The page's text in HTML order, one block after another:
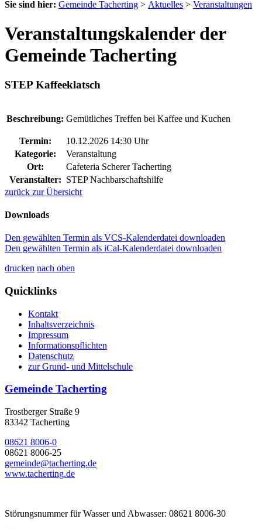
Sie sind hier: Gemeinde Tacherting > Aktuelles > Veranstaltungen
Veranstaltungskalender der
Gemeinde Tacherting
STEP Kaffeeklatsch
Beschreibung: Gemütliches Treffen bei Kaffee und Kuchen
Termin:
10.12.2026 14:30 Uhr
Kategorie:
Veranstaltung
Ort:
Cafeteria Scherer Tacherting
Veranstalter: STEP Nachbarschaftshilfe
zurück zur Übersicht
Downloads
Den gewählten Termin als VCS-Kalenderdatei downloaden
Den gewählten Termin als iCal-Kalenderdatei downloaden
drucken nach oben
Quicklinks
Kontakt
Inhaltsverzeichnis
Impressum
Informationspflichten
Datenschutz
zur Grund- und Mittelschule
Gemeinde Tacherting
Trostberger Straße 9
83342 Tacherting
08621 8006-0
08621 8006-25
gemeinde@tacherting.de
www.tacherting.de
Störungsnummer für Wasser und Abwasser: 08621 8006-30